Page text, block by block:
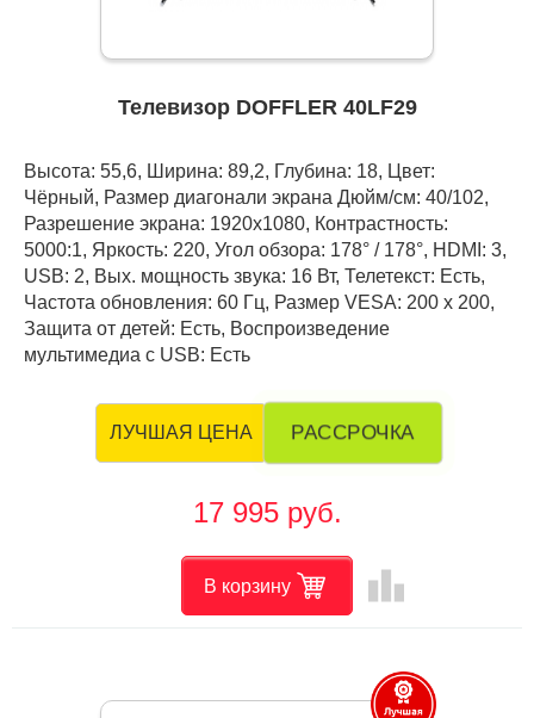
Телевизор DOFFLER 40LF29
Высота: 55,6, Ширина: 89,2, Глубина: 18, Цвет:
Чёрный, Размер диагонали экрана Дюйм/см: 40/102,
Разрешение экрана: 1920x1080, Контрастность:
5000:1, Яркость: 220, Угол обзора: 178° / 178°, HDMI: 3,
USB: 2, Вых. мощность звука: 16 Вт, Телетекст: Есть,
Частота обновления: 60 Гц, Размер VESA: 200 х 200,
Защита от детей: Есть, Воспроизведение
мультимедиа с USB: Есть
ЛУЧШАЯ ЦЕНА РАССРОЧКА
17 995 руб.
В корзину leaderboard